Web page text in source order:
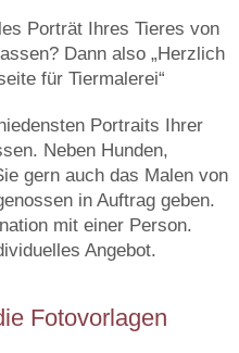
Porträt Ihres Tieres von
Dann also „Herzlich
für Tiermalerei“
Portraits Ihrer
Neben Hunden,
gern auch das Malen von
in Auftrag geben.
mit einer Person.
Angebot.
Fotovorlagen